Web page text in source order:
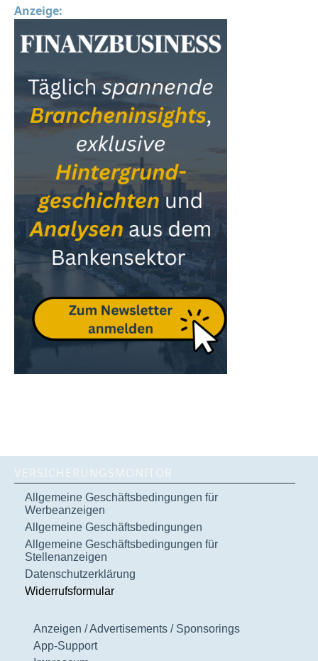
Anzeige:
VERSICHERUNGSMONITOR
Allgemeine Geschäftsbedingungen für
Werbeanzeigen
Allgemeine Geschäftsbedingungen
Allgemeine Geschäftsbedingungen für
Stellenanzeigen
Datenschutzerklärung
Widerrufsformular
Anzeigen / Advertisements / Sponsorings
App-Support